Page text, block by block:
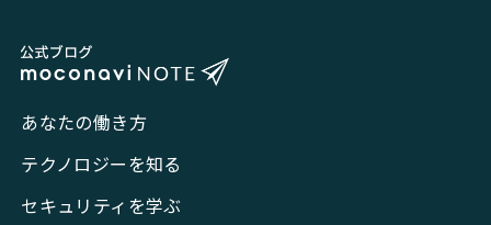
あなたの働き方
テクノロジーを知る
セキュリティを学ぶ